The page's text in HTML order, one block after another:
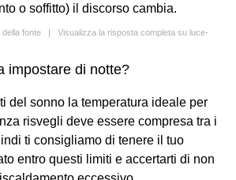
o soffitto) il discorso cambia.
fonte | Visualizza la risposta completa su luce-
impostare di notte?
del sonno la temperatura ideale per
risvegli deve essere compresa tra i
ti consigliamo di tenere il tuo
entro questi limiti e accertarti di non